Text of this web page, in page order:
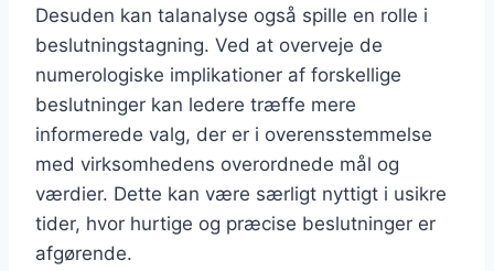
Desuden kan talanalyse også spille en rolle i
beslutningstagning. Ved at overveje de
numerologiske implikationer af forskellige
beslutninger kan ledere træffe mere
informerede valg, der er i overensstemmelse
med virksomhedens overordnede mål og
værdier. Dette kan være særligt nyttigt i usikre
tider, hvor hurtige og præcise beslutninger er
afgørende.